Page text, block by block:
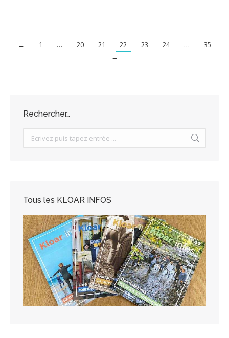
← 1 … 20 21 22 23 24 …
35
→
Rechercher…
Search:
Tous les KLOAR INFOS